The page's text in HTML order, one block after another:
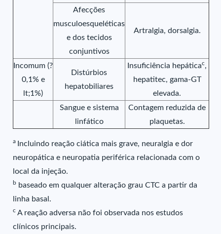
Afecções
musculoesqueléticas
e dos tecidos
conjuntivos
Artralgia, dorsalgia.
Incomum (?
0,1% e
lt;1%)
Distúrbios
hepatobiliares
Insuficiência hepáticac,
hepatitec, gama-GT
elevada.
Sangue e sistema
linfático
Contagem reduzida de
plaquetas.
a
Incluindo reação ciática mais grave, neuralgia e dor
neuropática e neuropatia periférica relacionada com o
local da injeção.
b baseado em qualquer alteração grau CTC a partir da
linha basal.
c A reação adversa não foi observada nos estudos
clínicos principais.